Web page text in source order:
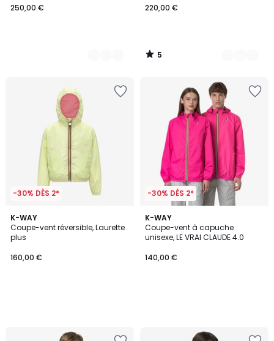
250,00 €
220,00 €
5
/
-30% DÈS 2*
K-WAY
Coupe-vent réversible, Laurette
plus
160,00 €
-30% DÈS 2*
K-WAY
Coupe-vent à capuche
unisexe, LE VRAI CLAUDE 4.0
140,00 €